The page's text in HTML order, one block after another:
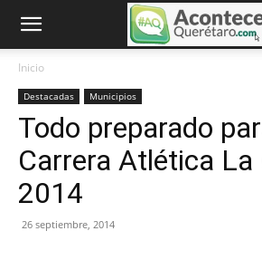
Inicio
Destacadas Municipios
Todo preparado
Carrera Atlética La
2014
26 septiembre, 2014